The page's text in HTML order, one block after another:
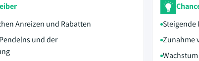
Anreizen und Rabatten
und der
Steigende
Zunahme